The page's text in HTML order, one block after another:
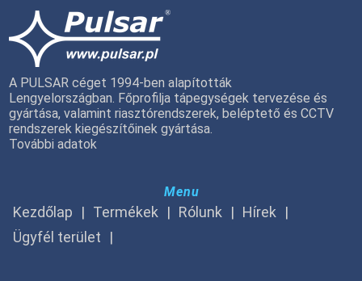
A PULSAR céget 1994-ben alapították
Lengyelországban. Főprofilja tápegységek tervezése és
gyártása, valamint riasztórendszerek, beléptető és CCTV
rendszerek kiegészítőinek gyártása.
További adatok
Menu
Kezdőlap Termékek Rólunk
Hírek
Ügyfél terület